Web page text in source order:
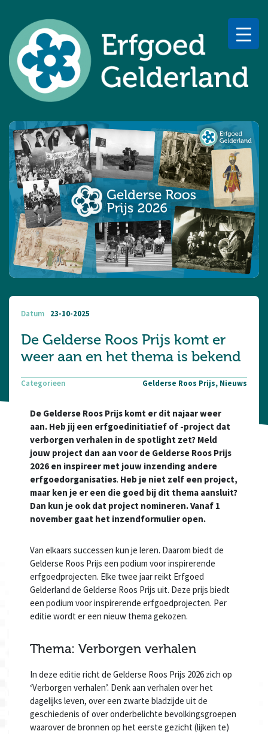
Datum 23-10-2025
De Gelderse Roos Prijs komt er
weer aan en het thema is bekend
Categorieen Gelderse Roos Prijs, Nieuws
De Gelderse Roos Prijs komt er dit najaar weer
aan. Heb jij een erfgoedinitiatief of -project dat
verborgen verhalen in de spotlight zet? Meld
jouw project dan aan voor de Gelderse Roos Prijs
2026 en inspireer met jouw inzending andere
erfgoedorganisaties. Heb je niet zelf een project,
maar ken je er een die goed bij dit thema aansluit?
Dan kun je ook dat project nomineren. Vanaf 1
november gaat het inzendformulier open.
Van elkaars successen kun je leren. Daarom biedt de
Gelderse Roos Prijs een podium voor inspirerende
erfgoedprojecten. Elke twee jaar reikt Erfgoed
Gelderland de Gelderse Roos Prijs uit. Deze prijs biedt
een podium voor inspirerende erfgoedprojecten. Per
editie wordt er een nieuw thema gekozen.
Thema: Verborgen verhalen
In deze editie richt de Gelderse Roos Prijs 2026 zich op
‘Verborgen verhalen’. Denk aan verhalen over het
dagelijks leven, over een zwarte bladzijde uit de
geschiedenis of over onderbelichte bevolkingsgroepen
waarover de bronnen op het eerste gezicht (lijken te)